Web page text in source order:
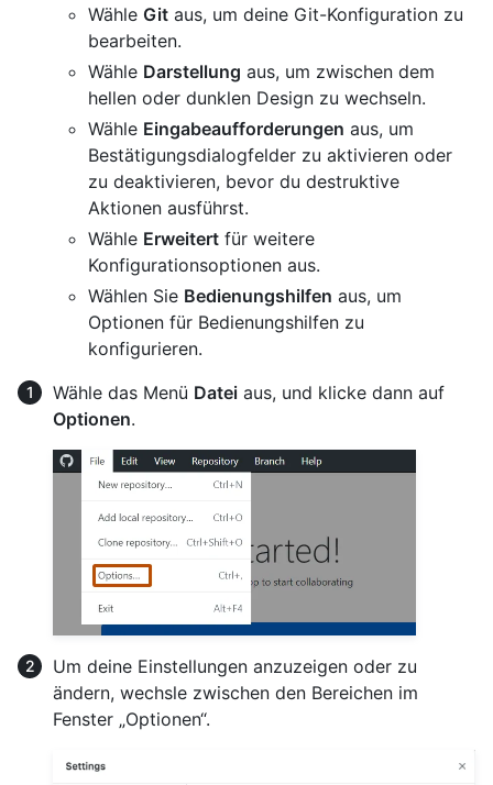
Wähle Git aus, um deine Git-Konfiguration zu
bearbeiten.
Wähle Darstellung aus, um zwischen dem
hellen oder dunklen Design zu wechseln.
Wähle Eingabeaufforderungen aus, um
Bestätigungsdialogfelder zu aktivieren oder
zu deaktivieren, bevor du destruktive
Aktionen ausführst.
Wähle Erweitert für weitere
Konfigurationsoptionen aus.
Wählen Sie Bedienungshilfen aus, um
Optionen für Bedienungshilfen zu
konfigurieren.
Wähle das Menü Datei aus, und klicke dann auf
Optionen.
Um deine Einstellungen anzuzeigen oder zu
ändern, wechsle zwischen den Bereichen im
Fenster „Optionen“.